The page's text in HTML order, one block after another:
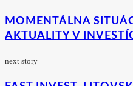
MOMENTÁLNA
AKTUALITY V
next story